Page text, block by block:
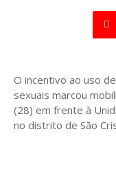
O incentivo ao uso
sexuais marcou
(28) em frente à
no distrito de São